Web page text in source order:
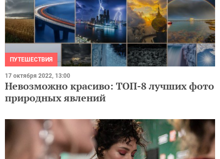
ПУТЕШЕСТВИЯ
17 октября 2022, 13:00
Невозможно красиво: ТОП-8 лучших фото
природных явлений